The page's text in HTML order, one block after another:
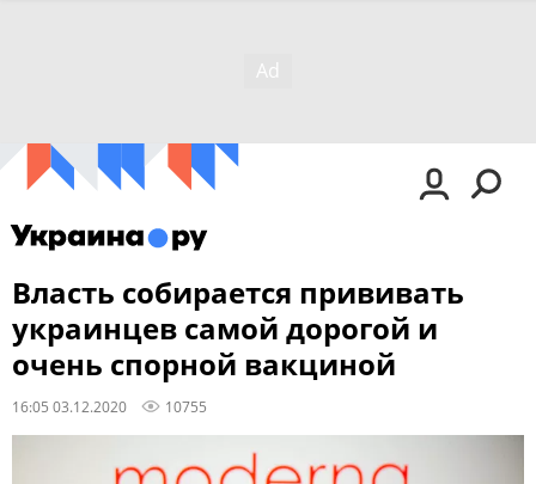
Власть собирается прививать
украинцев самой дорогой и
очень спорной вакциной
16:05 03.12.2020 10755